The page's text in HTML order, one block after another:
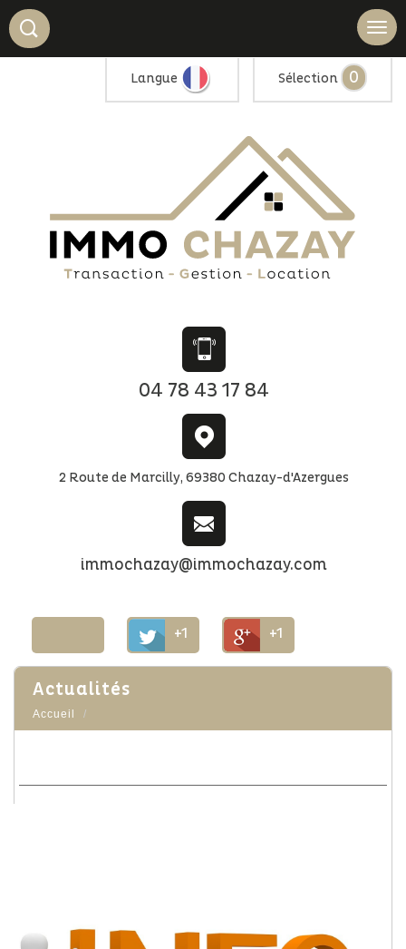
Langue Sélection 0
04 78 43 17 84
2 Route de Marcilly, 69380 Chazay-d'Azergues
immochazay@immochazay.com
+1 +1
actualités
Accueil